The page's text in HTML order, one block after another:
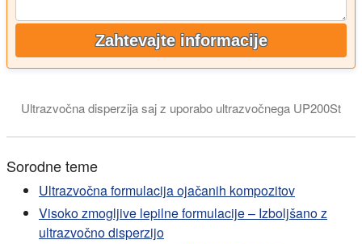
Zahtevajte informacije
Ultrazvočna disperzija saj z uporabo ultrazvočnega UP200St
Sorodne teme
Ultrazvočna formulacija ojačanih kompozitov
Visoko zmogljive lepilne formulacije – Izboljšano z
ultrazvočno disperzijo